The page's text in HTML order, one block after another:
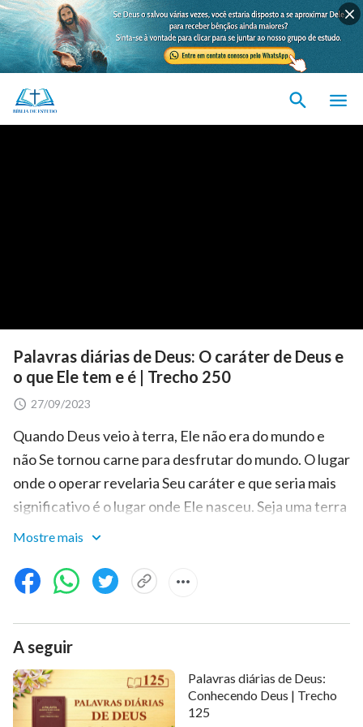
Palavras diárias de Deus: O caráter de Deus e
o que Ele tem e é | Trecho 250
27/09/2023
Quando Deus veio à terra, Ele não era do mundo e
não Se tornou carne para desfrutar do mundo. O lugar
onde o operar revelaria Seu caráter e que seria mais
significativo é o lugar onde Ele nasceu. Seja uma terra
santa ou uma terra imunda, não importa onde Ele
embora tudo tenha sido corrompido por Satanás.
Entretanto, todas as coisas ainda pertencem a Ele;
todas elas estão em Suas mãos. Ele vem para uma
terra imunda e opera ali a fim de revelar a Sua
santidade; Ele só faz isso por causa da Sua obra, o que
significa que Ele suporta uma grande humilhação para
fazer tal obra a fim de salvar as pessoas dessa terra
Mostre mais
A seguir
Palavras diárias de Deus:
Conhecendo Deus | Trecho
125